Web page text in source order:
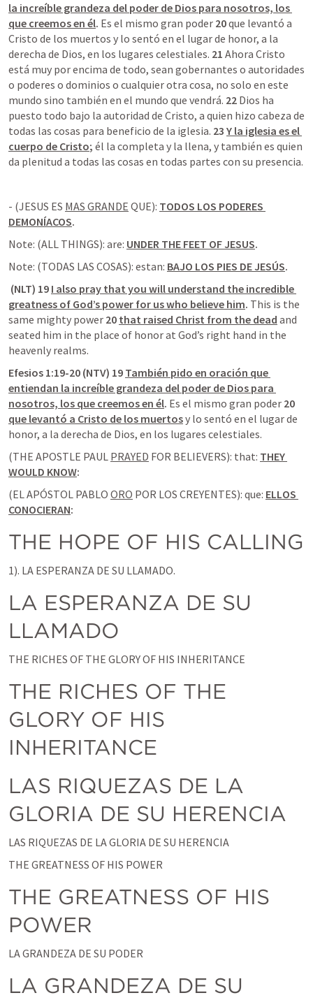
la increíble grandeza del poder de Dios para nosotros, los
que creemos en él. Es el mismo gran poder 20 que levantó a
Cristo de los muertos y lo sentó en el lugar de honor, a la
derecha de Dios, en los lugares celestiales. 21 Ahora Cristo
está muy por encima de todo, sean gobernantes o autoridades
o poderes o dominios o cualquier otra cosa, no solo en este
mundo sino también en el mundo que vendrá. 22 Dios ha
puesto todo bajo la autoridad de Cristo, a quien hizo cabeza de
todas las cosas para beneficio de la iglesia. 23 Y la iglesia es el
cuerpo de Cristo; él la completa y la llena, y también es quien
da plenitud a todas las cosas en todas partes con su presencia.
- (JESUS ES MAS GRANDE QUE): TODOS LOS PODERES
DEMONÍACOS.
Note: (ALL THINGS): are: UNDER THE FEET OF JESUS.
Note: (TODAS LAS COSAS): estan: BAJO LOS PIES DE JESÚS.
(NLT) 19 I also pray that you will understand the incredible
greatness of God’s power for us who believe him. This is the
same mighty power 20 that raised Christ from the dead and
seated him in the place of honor at God’s right hand in the
heavenly realms.
Efesios 1:19-20 (NTV) 19 También pido en oración que
entiendan la increíble grandeza del poder de Dios para
nosotros, los que creemos en él. Es el mismo gran poder
que levantó a Cristo de los muertos y lo sentó en el lugar de
honor, a la derecha de Dios, en los lugares celestiales.
(THE APOSTLE PAUL PRAYED FOR BELIEVERS): that: THEY
WOULD KNOW:
(EL APÓSTOL PABLO ORO POR LOS CREYENTES): que: ELLOS
CONOCIERAN:
THE HOPE OF HIS CALLING
1). LA ESPERANZA DE SU LLAMADO.
LA ESPERANZA DE SU
LLAMADO
THE RICHES OF THE GLORY OF HIS INHERITANCE
THE RICHES OF THE
GLORY OF HIS
INHERITANCE
LAS RIQUEZAS DE LA
GLORIA DE SU HERENCIA
LAS RIQUEZAS DE LA GLORIA DE SU HERENCIA
THE GREATNESS OF HIS POWER
THE GREATNESS OF HIS
POWER
LA GRANDEZA DE SU PODER
LA GRANDEZA DE SU